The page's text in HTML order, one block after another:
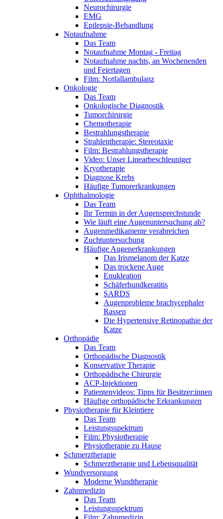
Neurochirurgie
EMG
Epilepsie-Behandlung
Notaufnahme
Das Team
Notaufnahme Montag - Freitag
Notaufnahme nachts, an Wochenenden
und Feiertagen
Film: Notfallambulanz
Onkologie
Das Team
Onkologische Diagnostik
Tumorchirurgie
Chemotherapie
Bestrahlungstherapie
Strahlentherapie: Stereotaxie
Film: Bestrahlungstherapie
Video: Unser Linearbeschleuniger
Kryotherapie
Diagnose Krebs
Häufige Tumorerkrankungen
Ophthalmologie
Das Team
Ihr Termin in der Augensprechstunde
Wie läuft eine Augenuntersuchung ab?
Augenmedikamente verabreichen
Zuchtuntersuchung
Häufige Augenerkrankungen
Das Irismelanom der Katze
Das trockene Auge
Enukleation
Schäferhundkeratitis
SARDS
Augenprobleme brachycephaler
Rassen
Die Hypertensive Retinopathie der
Katze
Orthopädie
Das Team
Orthopädische Diagnostik
Konservative Therapie
Orthopädische Chirurgie
ACP-Injektionen
Patientenvideos: Tipps für Besitzer:innen
Häufige orthopädische Erkrankungen
Physiotherapie für Kleintiere
Das Team
Leistungsspektrum
Film: Physiotherapie
Physiotherapie zu Hause
Schmerztherapie
Schmerztherapie und Lebensqualität
Wundversorgung
Moderne Wundtherapie
Zahnmedizin
Das Team
Leistungsspektrum
Film: Zahnmedizin